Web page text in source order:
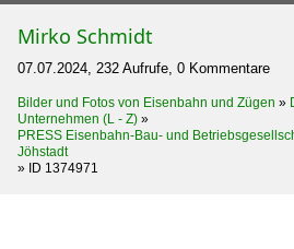
Mirko Schmidt
07.07.2024, 232 Aufrufe, 0 Kommentare
Bilder und Fotos von Eisenbahn und Zügen »
Unternehmen (L - Z) »
PRESS Eisenbahn-Bau- und
Jöhstadt
» ID 1374971